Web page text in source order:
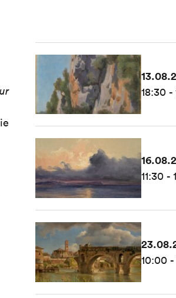
18:30 -
11:30 -
10:00 -